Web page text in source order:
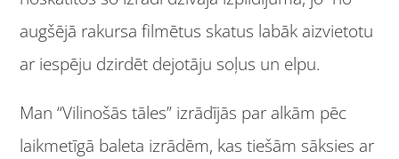
augšējā rakursa filmētus skatus labāk aizvietotu
ar iespēju dzirdēt dejotāju soļus un elpu.
Man “Vilinošās tāles” izrādījās par alkām pēc
laikmetīgā baleta izrādēm, kas tiešām sāksies ar